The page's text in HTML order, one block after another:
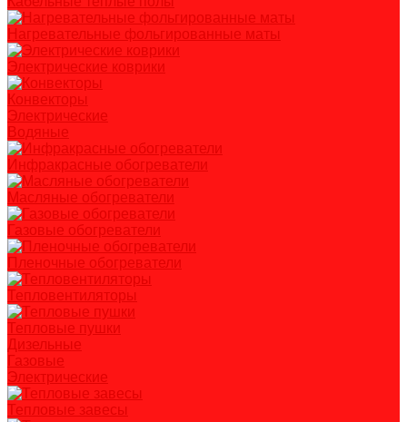
Нагревательные фольгированные маты
Электрические коврики
Конвекторы
Электрические
Водяные
Инфракрасные обогреватели
Масляные обогреватели
Газовые обогреватели
Пленочные обогреватели
Тепловентиляторы
Тепловые пушки
Дизельные
Газовые
Электрические
Тепловые завесы